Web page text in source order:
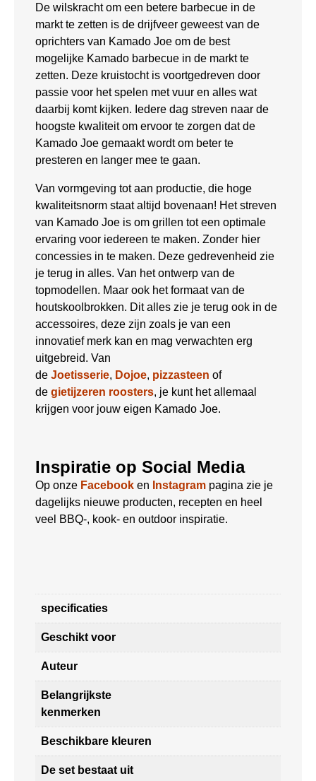
De wilskracht om een betere barbecue in de
markt te zetten is de drijfveer geweest van de
oprichters van Kamado Joe om de best
mogelijke Kamado barbecue in de markt te
zetten. Deze kruistocht is voortgedreven door
passie voor het spelen met vuur en alles wat
daarbij komt kijken. Iedere dag streven naar de
hoogste kwaliteit om ervoor te zorgen dat de
Kamado Joe gemaakt wordt om beter te
presteren en langer mee te gaan.
Van vormgeving tot aan productie, die hoge
kwaliteitsnorm staat altijd bovenaan! Het streven
van Kamado Joe is om grillen tot een optimale
ervaring voor iedereen te maken. Zonder hier
concessies in te maken. Deze gedrevenheid zie
je terug in alles. Van het ontwerp van de
topmodellen. Maar ook het formaat van de
houtskoolbrokken. Dit alles zie je terug ook in de
accessoires, deze zijn zoals je van een
innovatief merk kan en mag verwachten erg
uitgebreid. Van
de Joetisserie, Dojoe, pizzasteen of
de gietijzeren roosters, je kunt het allemaal
krijgen voor jouw eigen Kamado Joe.
Inspiratie op Social Media
Op onze Facebook en Instagram pagina zie je
dagelijks nieuwe producten, recepten en heel
veel BBQ-, kook- en outdoor inspiratie.
specificaties
Geschikt voor
Auteur
Belangrijkste
kenmerken
Beschikbare kleuren
De set bestaat uit